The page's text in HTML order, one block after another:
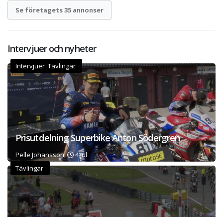
Se företagets 35 annonser
Intervjuer och nyheter
Intervjuer Tävlingar
Prisutdelning Superbike Anton Södergren
Pelle Johansson,
4 jul
Tävlingar